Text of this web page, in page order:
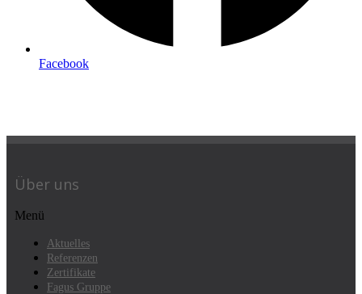
Facebook
Über uns
Menü
Aktuelles
Referenzen
Zertifikate
Fagus Gruppe